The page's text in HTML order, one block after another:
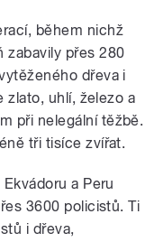
během nichž
zabavily přes 280
dřeva i
zlato, uhlí, železo a
při nelegální těžbě.
tři tisíce zvířat.
a Peru
3600 policistů. Ti
i dřeva,